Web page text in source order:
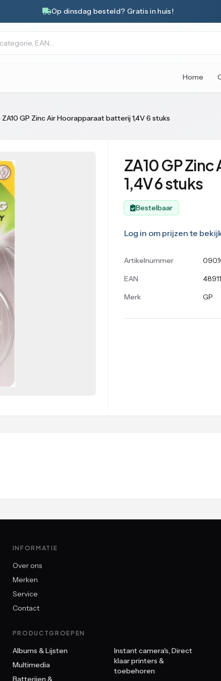
Op dinsdag besteld? Gratis in huis!
Home
›ZA10 GP Zinc Air Hoorapparaat batterij 1,4V 6 stuks
ZA10 GP
1,4V 6 stuks
Bestelbaar
Log in om prijzen te
Artikelnummer
EAN
Merk
GP
INFORMATIE
Over ons
Merken
Service
Contact
PRODUCTGROEPEN
Albums & Lijsten
Multimedia
Batterijen &
Instant camera's, Direct
klaar printers &
toebehoren